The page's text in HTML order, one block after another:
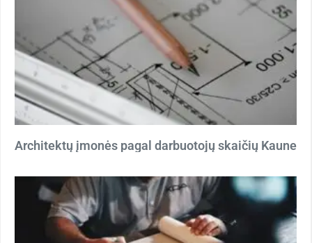
Architektų įmonės pagal darbuotojų skaičių Kaune